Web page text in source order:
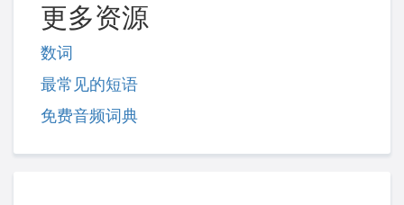
更多资源
数词
最常见的短语
免费音频词典